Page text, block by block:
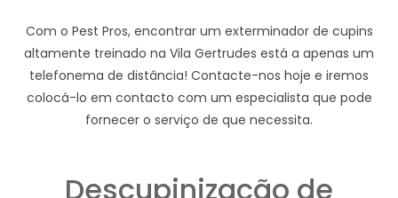
Com o Pest Pros, encontrar um exterminador de cupins
altamente treinado na Vila Gertrudes está a apenas um
telefonema de distância! Contacte-nos hoje e iremos
colocá-lo em contacto com um especialista que pode
fornecer o serviço de que necessita.
Descupinização de